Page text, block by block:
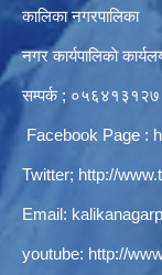
कालिका नगरपालिका
नगर कार्यपालिकाे
सम्पर्क ;
Facebook Page :
Twitter; http://
Email:
youtube: http://